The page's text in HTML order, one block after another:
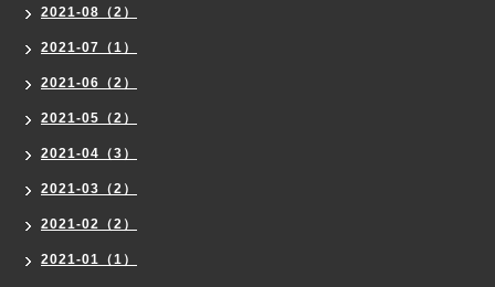
2021-08（2）
2021-07（1）
2021-06（2）
2021-05（2）
2021-04（3）
2021-03（2）
2021-02（2）
2021-01（1）